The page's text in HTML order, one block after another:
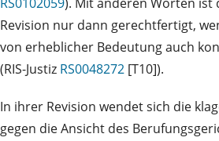
Revision nur dann gerechtfertigt,
von erheblicher Bedeutung auch
(RIS-Justiz RS0048272 [T10]).
In ihrer Revision wendet sich die
gegen die Ansicht des